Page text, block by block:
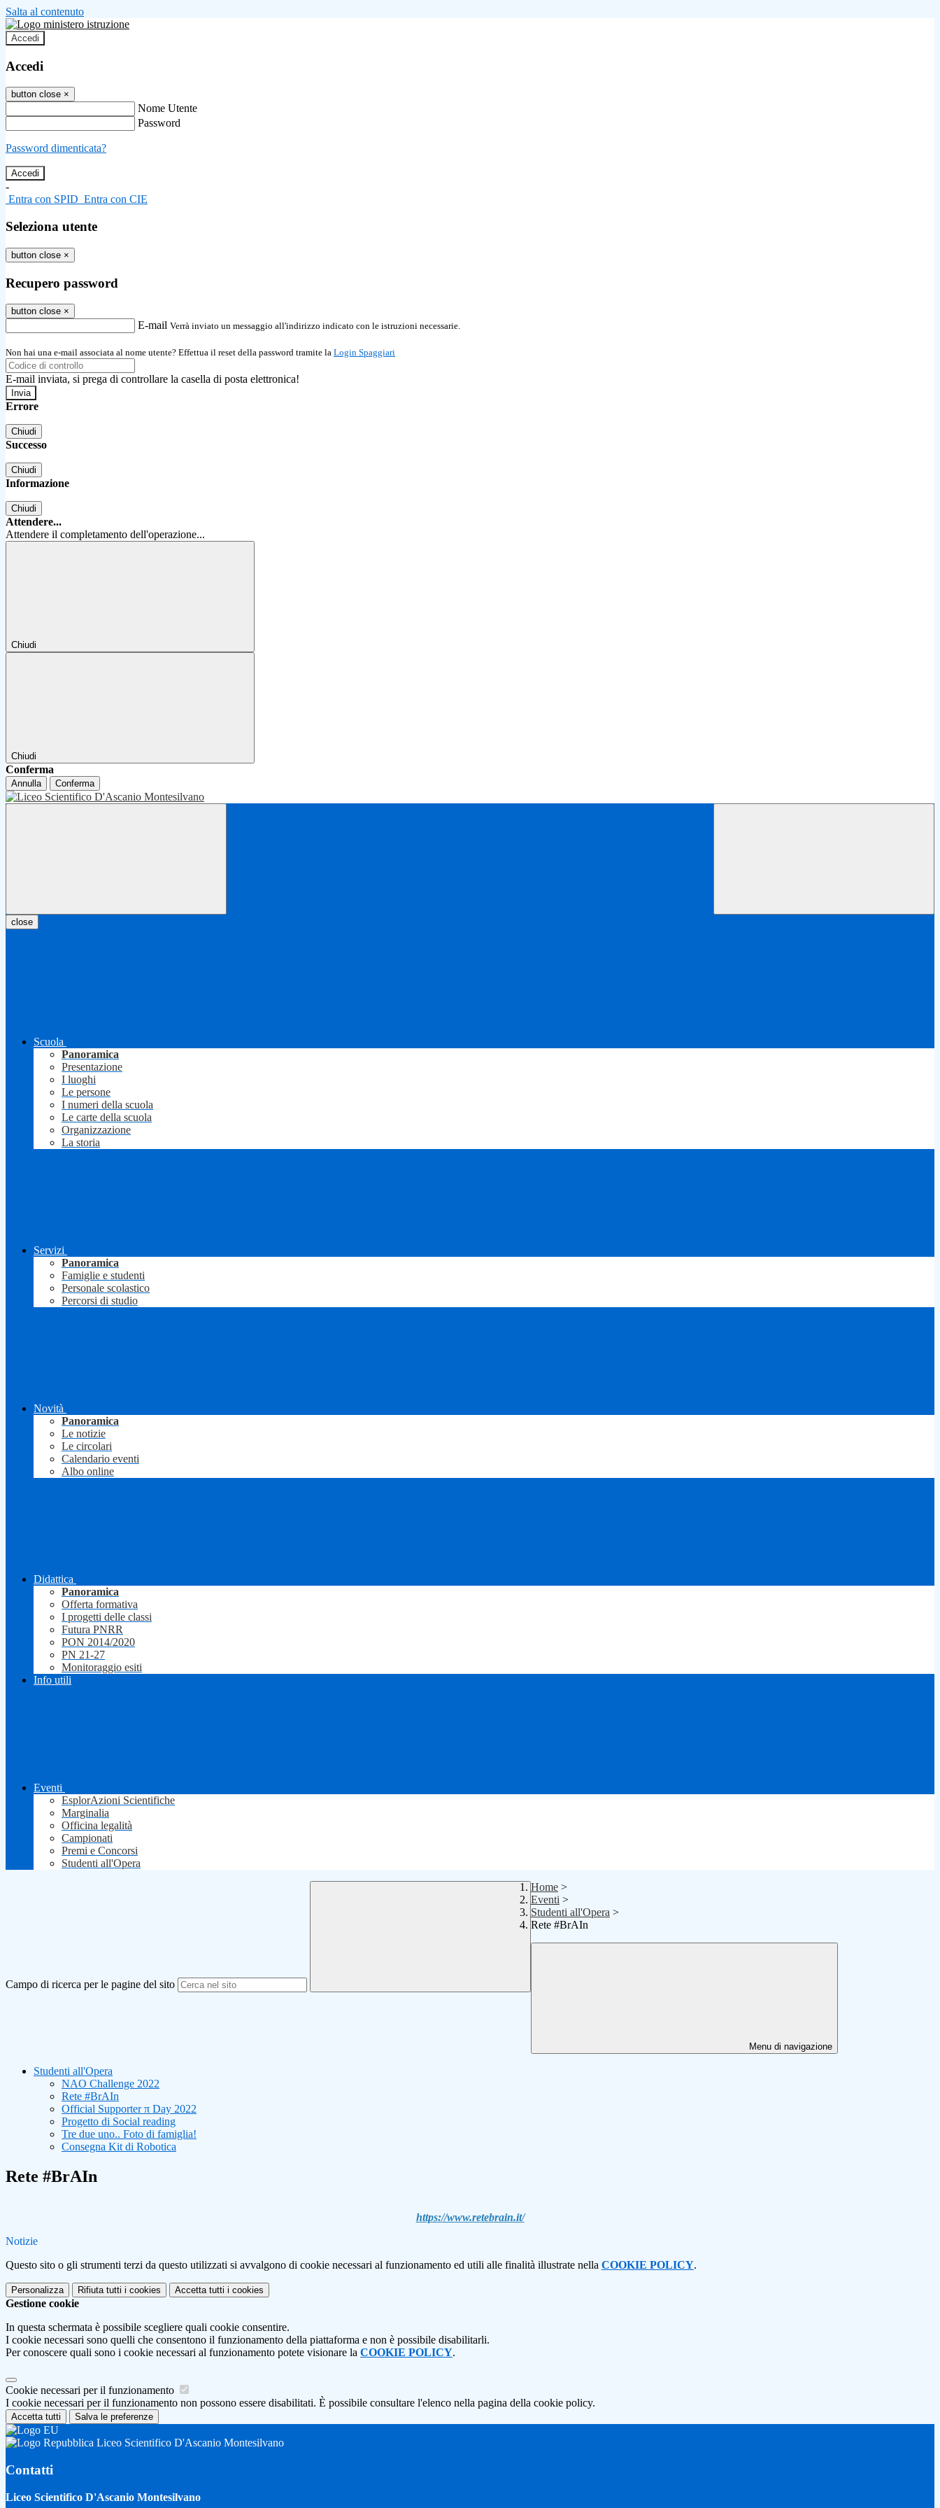
Salta al contenuto
Accedi
Accedi
button close ×
Nome Utente
Password
Password dimenticata?
-
Entra con SPID Entra con CIE
Seleziona utente
button close ×
Recupero password
button close ×
E-mail Verrà inviato un messaggio all'indirizzo indicato con le istruzioni necessarie.
Non hai una e-mail associata al nome utente? Effettua il reset della password tramite la Login Spaggiari
E-mail inviata, si prega di controllare la casella di posta elettronica!
Errore
Chiudi
Successo
Chiudi
Informazione
Chiudi
Attendere...
Attendere il completamento dell'operazione...
Chiudi
Chiudi
Conferma
Annulla Conferma
close
Scuola
Panoramica
Presentazione
I luoghi
Le persone
I numeri della scuola
Le carte della scuola
Organizzazione
La storia
Servizi
Panoramica
Famiglie e studenti
Personale scolastico
Percorsi di studio
Novità
Panoramica
Le notizie
Le circolari
Calendario eventi
Albo online
Didattica
Panoramica
Offerta formativa
I progetti delle classi
Futura PNRR
PON 2014/2020
PN 21-27
Monitoraggio esiti
Info utili
Eventi
EsplorAzioni Scientifiche
Marginalia
Officina legalità
Campionati
Premi e Concorsi
Studenti all'Opera
Campo di ricerca per le pagine del sito
Home >
Eventi >
Studenti all'Opera >
Rete #BrAIn
Menu di navigazione
Studenti all'Opera
NAO Challenge 2022
Rete #BrAIn
Official Supporter π Day 2022
Progetto di Social reading
Tre due uno.. Foto di famiglia!
Consegna Kit di Robotica
Rete #BrAIn
https://www.retebrain.it/
Notizie
Questo sito o gli strumenti terzi da questo utilizzati si avvalgono di cookie necessari al funzionamento ed utili alle finalità illustrate nella COOKIE POLICY.
Personalizza Rifiuta tutti i cookies Accetta tutti i cookies
Gestione cookie
In questa schermata è possibile scegliere quali cookie consentire.
I cookie necessari sono quelli che consentono il funzionamento della piattaforma e non è possibile disabilitarli.
Per conoscere quali sono i cookie necessari al funzionamento potete visionare la COOKIE POLICY.
Cookie necessari per il funzionamento
I cookie necessari per il funzionamento non possono essere disabilitati. È possibile consultare l'elenco nella pagina della cookie policy.
Accetta tutti Salva le preferenze
Liceo Scientifico D'Ascanio Montesilvano
Contatti
Liceo Scientifico D'Ascanio Montesilvano